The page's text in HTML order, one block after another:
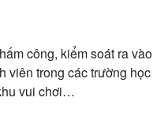
công, kiểm soát ra vào
viên trong các trường học
vui chơi…